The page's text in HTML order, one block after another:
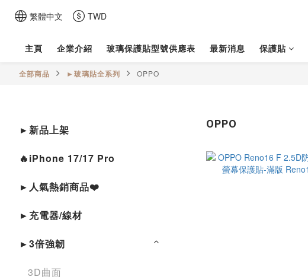
繁體中文 TWD
主頁 企業介紹 玻璃保護貼型號供應表 最新消息 保護貼
全部商品 ►玻璃貼全系列 OPPO
►新品上架
🔥iPhone 17/17 Pro
►人氣熱銷商品❤️
►充電器/線材
►3倍強韌
3D曲面
OPPO